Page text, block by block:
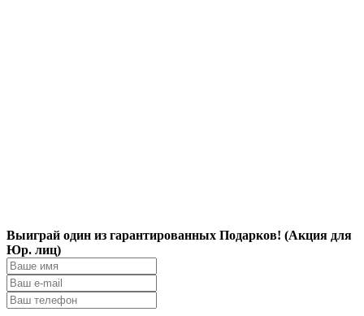
Выиграй один из гарантированных Подарков! (Акция для
Юр. лиц)